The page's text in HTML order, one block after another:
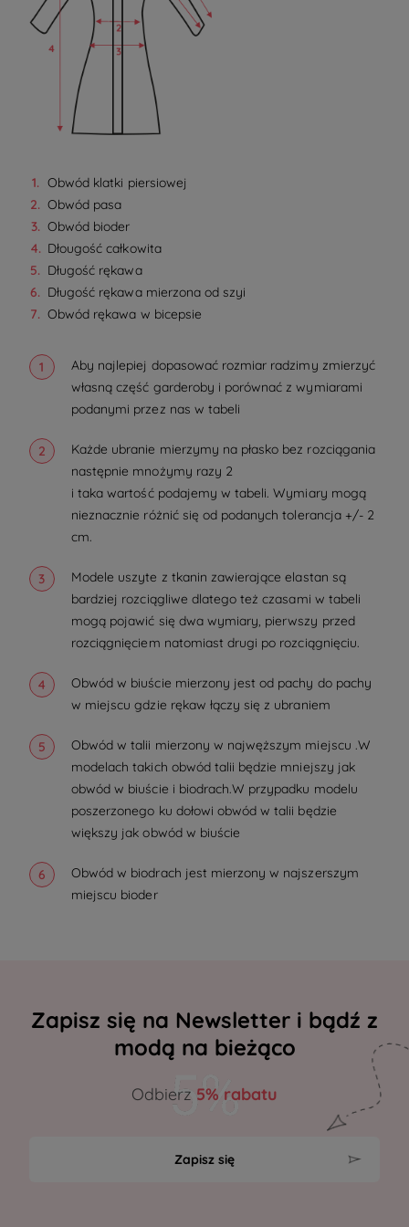
Aby najlepiej dopasować rozmiar radzimy zmierzyć
własną część garderoby i porównać z wymiarami
podanymi przez nas w tabeli
Każde ubranie mierzymy na płasko bez rozciągania
następnie mnożymy razy 2
i taka wartość podajemy w tabeli. Wymiary mogą
nieznacznie różnić się od podanych tolerancja +/- 2
cm.
Modele uszyte z tkanin zawierające elastan są
bardziej rozciągliwe dlatego też czasami w tabeli
mogą pojawić się dwa wymiary, pierwszy przed
rozciągnięciem natomiast drugi po rozciągnięciu.
Obwód w biuście mierzony jest od pachy do pachy
w miejscu gdzie rękaw łączy się z ubraniem
Obwód w talii mierzony w najwęższym miejscu .W
modelach takich obwód talii będzie mniejszy jak
obwód w biuście i biodrach.W przypadku modelu
poszerzonego ku dołowi obwód w talii będzie
większy jak obwód w biuście
Obwód w biodrach jest mierzony w najszerszym
miejscu bioder
Obwód klatki piersiowej
Obwód pasa
Obwód bioder
Dłougość całkowita
Długość rękawa
Długość rękawa mierzona od szyi
Obwód rękawa w bicepsie
Zapisz się na Newsletter i bądź z
modą na bieżąco
Odbierz 5% rabatu
Zapisz się